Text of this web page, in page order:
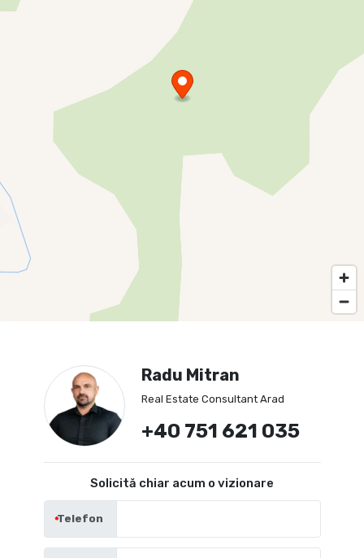
Radu Mitran
Real Estate Consultant Arad
+40 751 621 035
Solicită chiar acum o vizionare
Telefon